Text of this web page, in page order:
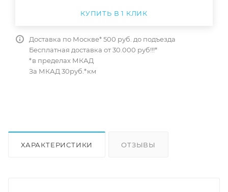
КУПИТЬ В 1 КЛИК
Доставка по Москве* 500 руб. до подъезда
Бесплатная доставка от 30.000 руб!!!*
*в пределах МКАД
За МКАД 30руб.*км
ХАРАКТЕРИСТИКИ ОТЗЫВЫ